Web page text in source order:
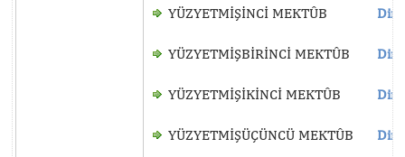
YÜZYETMİŞİNCİ MEKTÛB
YÜZYETMİŞBİRİNCİ MEKTÛB
YÜZYETMİŞİKİNCİ MEKTÛB
YÜZYETMİŞÜÇÜNCÜ MEKTÛB